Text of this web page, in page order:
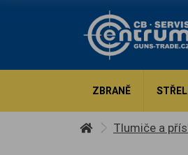
ZBRANĚ
Tlumiče a